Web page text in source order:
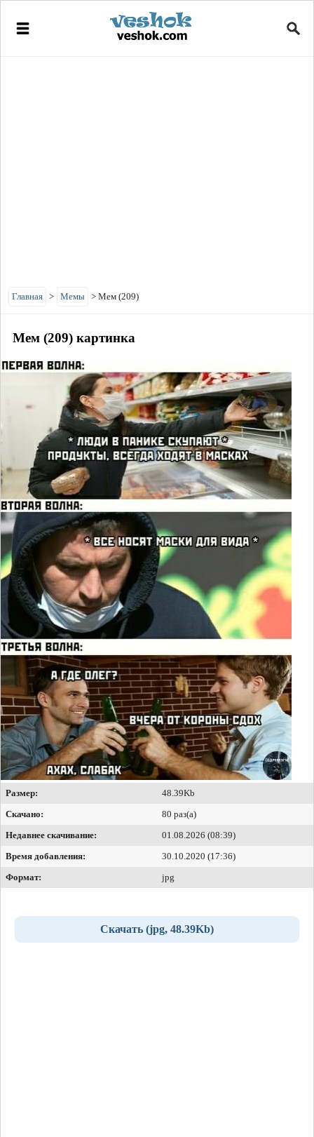
Главная > Мемы > Мем (209)
Мем (209) картинка
Размер:
48.39Kb
Скачано:
80 раз(а)
Недавнее скачивание:
01.08.2026 (08:39)
Время добавления:
30.10.2020 (17:36)
Формат:
jpg
Скачать (jpg, 48.39Kb)